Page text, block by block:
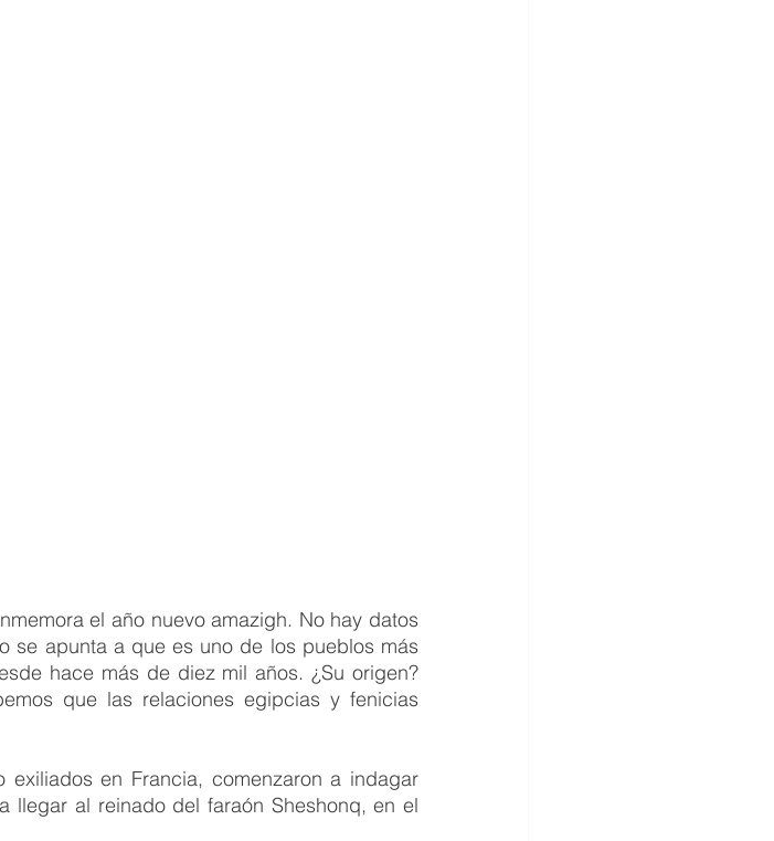
el año nuevo amazigh. No hay datos
se apunta a que es uno de los pueblos más
hace más de diez mil años. ¿Su origen?
que las relaciones egipcias y fenicias
en Francia, comenzaron a indagar
llegar al reinado del faraón Sheshonq, en el